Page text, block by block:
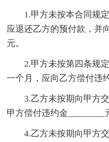
1.甲方未按本合同规
应退还乙方的预付款，并
元。
2.甲方未按第四条规
一个月，应向乙方偿付违
3.乙方未按期向甲方
甲方偿付违约金________
4.乙方未按期向甲方